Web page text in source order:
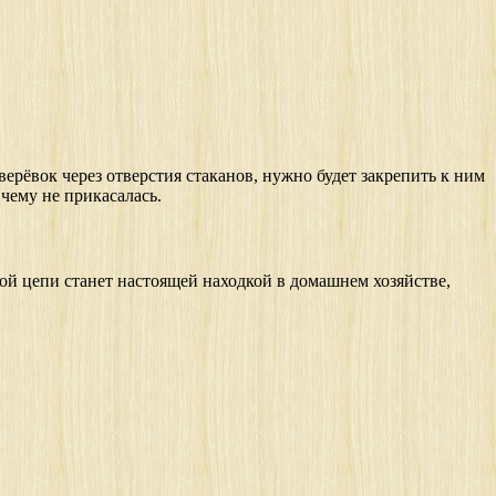
через отверстия стаканов, нужно будет закрепить к ним
не прикасалась.
цепи станет настоящей находкой в домашнем хозяйстве,